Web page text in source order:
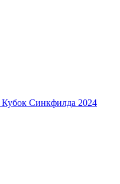
Кубок Синкфилда 2024